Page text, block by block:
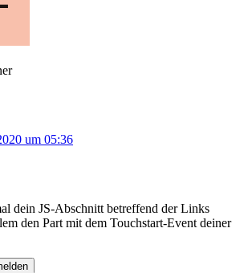
um 05:36
dein JS-Abschnitt betreffend der Links
den Part mit dem Touchstart-Event deiner